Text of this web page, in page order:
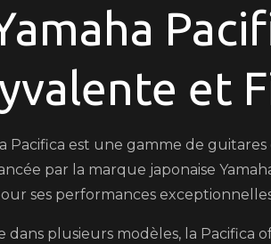
et
Pacifica est une gamme de
par la marque japonaise
ses performances
dans plusieurs modèles, la